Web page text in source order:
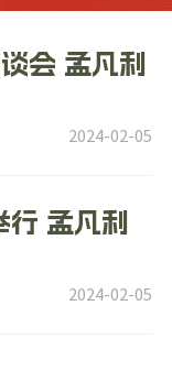
2024-02-05
会 孟凡利
2024-02-05
孟凡利